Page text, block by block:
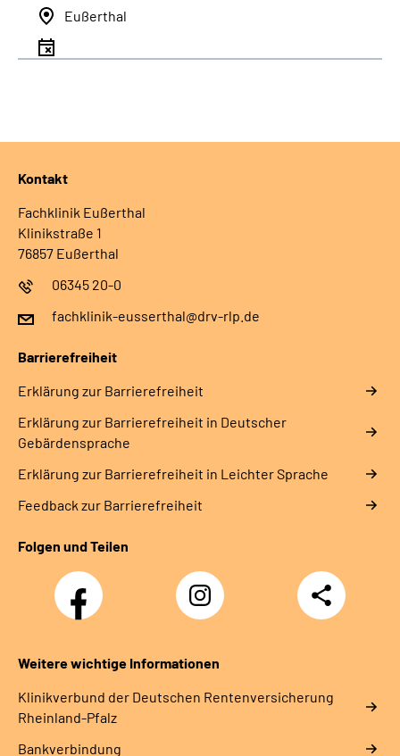
Eußerthal
Kontakt
Fachklinik Eußerthal
Klinikstraße 1
76857 Eußerthal
06345 20-0
fachklinik-eusserthal@drv-rlp.de
Barrierefreiheit
Erklärung zur Barrierefreiheit
Erklärung zur Barrierefreiheit in Deutscher
Gebärdensprache
Erklärung zur Barrierefreiheit in Leichter Sprache
Feedback zur Barrierefreiheit
Folgen und Teilen
Facebook
Instagram
DRV
Nachwuchskräfte
Teilen
Weitere wichtige Informationen
Klinikverbund der Deutschen Rentenversicherung
Rheinland-Pfalz
Bankverbindung